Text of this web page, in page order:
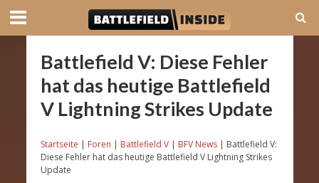
Battlefield V: Diese Fehler
hat das heutige Battlefield
V Lightning Strikes Update
Startseite | Foren | Battlefield V | BFV News | Battlefield V:
Diese Fehler hat das heutige Battlefield V Lightning Strikes
Update